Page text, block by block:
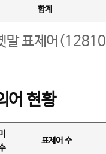
합계
표제어(12810
어 현황
표제어 수